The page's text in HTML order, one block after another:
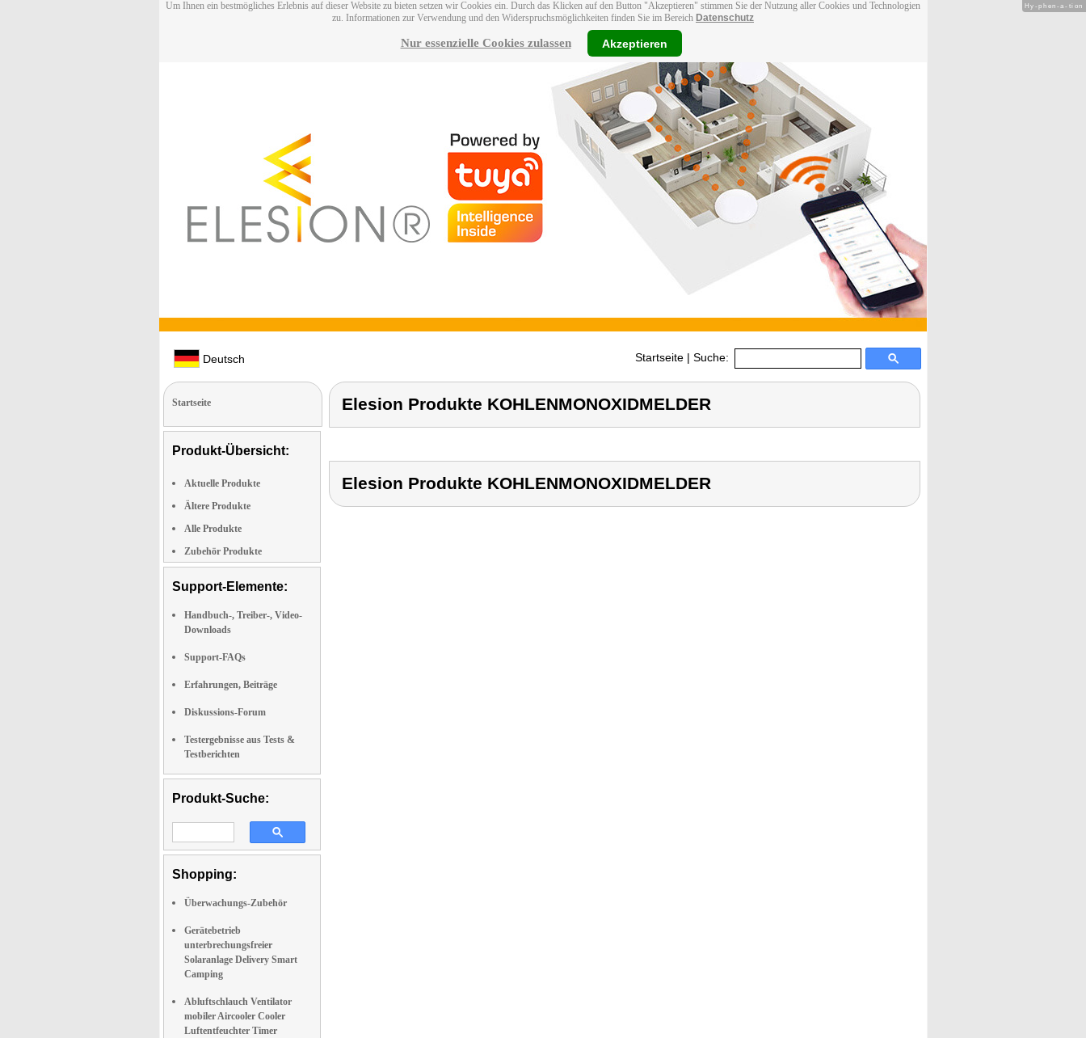
Um Ihnen ein bestmögliches Erlebnis auf dieser Website zu bieten setzen wir Cookies ein. Durch das Klicken auf den Button "Akzeptieren" stimmen Sie der Nutzung aller Cookies und Technologien
zu. Informationen zur Verwendung und den Widerspruchsmöglichkeiten finden Sie im Bereich Datenschutz
Nur essenzielle Cookies zulassen Akzeptieren
Deutsch Startseite | Suche:
Startseite
Produkt-Übersicht:
Aktuelle Produkte
Ältere Produkte
Alle Produkte
Zubehör Produkte
Support-Elemente:
Handbuch-, Treiber-, Video-
Downloads
Support-FAQs
Erfahrungen, Beiträge
Diskussions-Forum
Testergebnisse aus Tests &
Testberichten
Produkt-Suche:
Shopping:
Überwachungs-Zubehör
Gerätebetrieb
unterbrechungsfreier
Solaranlage Delivery Smart
Camping
Abluftschlauch Ventilator
mobiler Aircooler Cooler
Luftentfeuchter Timer
Elesion Produkte KOHLENMONOXIDMELDER
Elesion Produkte KOHLENMONOXIDMELDER
Hy-phen-a-tion